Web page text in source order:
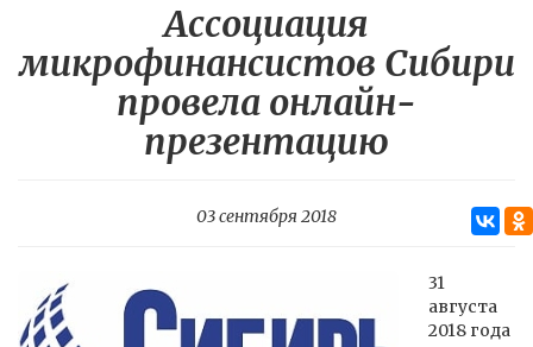
Ассоциация
микрофинансистов Сибири
провела онлайн-
презентацию
03 сентября 2018
31
августа
2018 года